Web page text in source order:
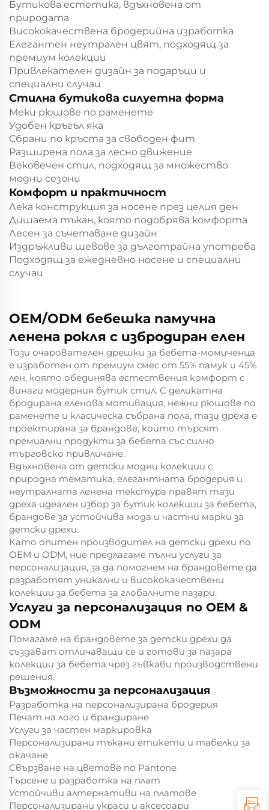
Бутикова естетика, вдъхновена от
природата
Висококачествена бродерийна изработка
Елегантен неутрален цвят, подходящ за
премиум колекции
Привлекателен дизайн за подаръци и
специални случаи
Стилна бутикова силуетна форма
Меки рюшове по раменете
Удобен кръгъл яка
Сбрани по кръста за свободен фит
Разширена пола за лесно движение
Вековечен стил, подходящ за множество
модни сезони
Комфорт и практичност
Лека конструкция за носене през целия ден
Дишаема тъкан, която подобрява комфорта
Лесен за съчетаване дизайн
Издръжливи шевове за дълготрайна употреба
Подходящ за ежедневно носене и специални
случаи
OEM/ODM бебешка памучна
ленена рокля с избродиран елен
Този очарователен дрешки за бебета-момиченца
е изработен от премиум смес от 55% памук и 45%
лен, която обединява естествения комфорт с
винаги модерния бутик стил. С деликатна
бродирана еленова мотивация, нежни рюшове по
раменете и класическа събрана пола, тази дреха е
проектирана за брандове, които търсят
премиални продукти за бебета със силно
търговско привличане.
Вдъхновена от детски модни колекции с
природна тематика, елегантната бродерия и
неутралната ленена текстура правят тази
дреха идеален избор за бутик колекции за бебета,
брандове за устойчива мода и частни марки за
детски дрехи.
Като опитен производител на детски дрехи по
OEM и ODM, ние предлагаме пълни услуги за
персонализация, за да помогнем на брандовете да
разработят уникални и висококачествени
колекции за бебета за глобалните пазари.
Услуги за персонализация по OEM &
ODM
Помагаме на брандовете за детски дрехи да
създават отличаващи се и готови за пазара
колекции за бебета чрез гъвкави производствени
решения.
Възможности за персонализация
Разработка на персонализирана бродерия
Печат на лого и брандиране
Услуги за частен маркировка
Персонализирани тъкани етикети и табелки за
окачане
Свързване на цветове по Pantone
Търсене и разработка на плат
Устойчиви алтернативи на платове
Персонализирани украси и аксесоари